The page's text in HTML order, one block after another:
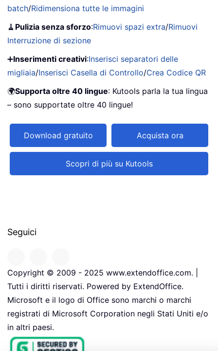
batch/Ridimensiona tutte le immagini
🧹 Pulizia senza sforzo:Rimuovi spazi extra/Rimuovi
Interruzione di sezione
➕Inserimenti creativi:Inserisci separatori delle
migliaia/Inserisci Casella di Controllo/Crea Codice QR
🌍Supporta oltre 40 lingue: Kutools parla la tua lingua
– sono supportate oltre 40 lingue!
Download gratuito Acquista ora
Scopri di più su Kutools
Seguici
Copyright © 2009 - 2025 www.extendoffice.com. |
Tutti i diritti riservati. Powered by ExtendOffice.
Microsoft e il logo di Office sono marchi o marchi
registrati di Microsoft Corporation negli Stati Uniti e/o
in altri paesi.